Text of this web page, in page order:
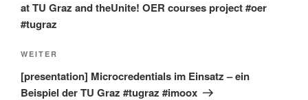
at TU Graz and theUnite! OER courses project #oer
#tugraz
Nächster
Beitrag
WEITER
[presentation] Microcredentials im Einsatz – ein
Beispiel der TU Graz #tugraz #imoox